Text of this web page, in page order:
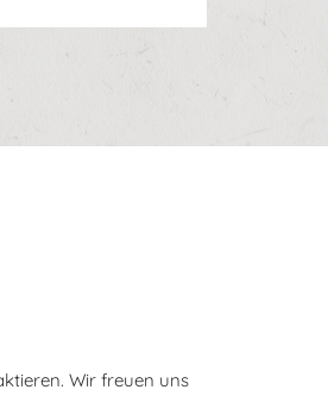
Wir freuen uns